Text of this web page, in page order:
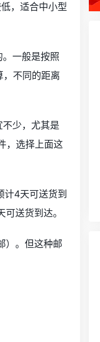
，适合中小型
一般是按照
不同的距离
少，尤其是
，选择上面这
4天可送货到
送货到达。
）。但这种邮